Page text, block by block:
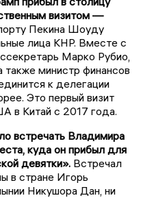
визитом —
Пекина Шоуду
лица КНР. Вместе с
Марко Рубио,
министр финансов
к делегации
Это первый визит
в Китай с 2017 года.
встречать Владимира
куда он прибыл для
девятки». Встречал
в стране Игорь
Никушора Дан, ни